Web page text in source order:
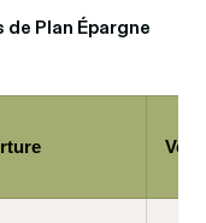
Plan Épargne